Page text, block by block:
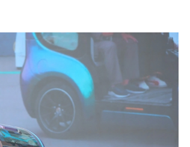
E-Magazine